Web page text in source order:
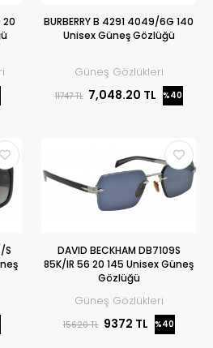
20
BURBERRY B 4291 4049/6G 140
Unisex Güneş Gözlüğü
Güneş Gözlükleri
11747 TL 7,048.20 TL %40
S
DAVID BECKHAM DB7109S
85K/IR 56 20 145 Unisex Güneş
Gözlüğü
Güneş Gözlükleri
15620 TL 9372 TL %40